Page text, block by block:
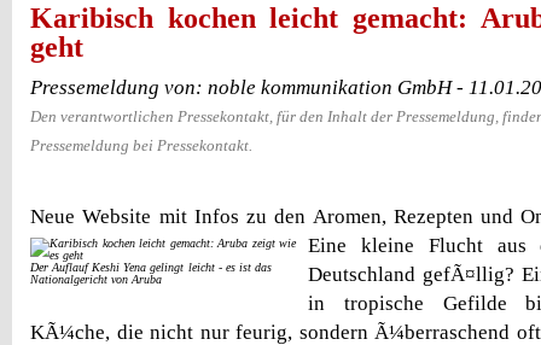
Karibisch kochen leicht gemacht:
geht
Pressemeldung von: noble kommunikation GmbH -
Den verantwortlichen Pressekontakt, für den Inhalt der Pressemeldung,
Pressemeldung bei Pressekontakt.
Neue Website mit Infos zu den Aromen, Rezepten und
Der Auflauf Keshi Yena gelingt leicht - es ist das
Nationalgericht von Aruba
Eine kleine Flucht aus
Deutschland gefÃ¤llig?
in tropische Gefilde
KÃ¼che, die nicht nur feurig, sondern Ã¼berraschend